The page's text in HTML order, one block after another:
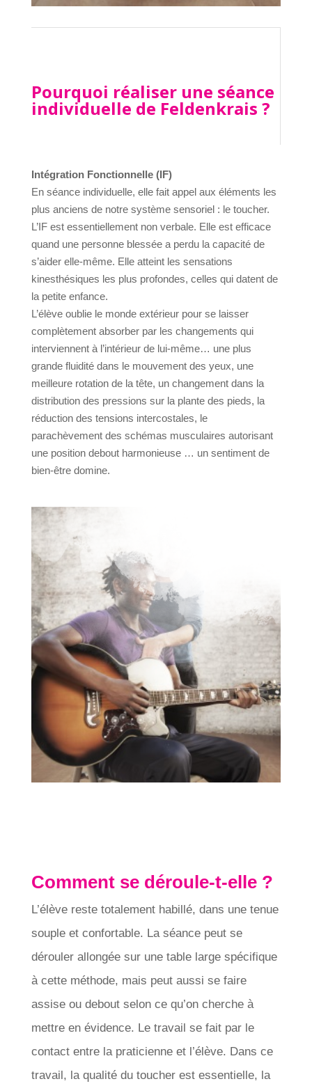
Pourquoi réaliser une séance
individuelle de Feldenkrais ?
Intégration Fonctionnelle (IF)
En séance individuelle, elle fait appel aux éléments les
plus anciens de notre système sensoriel : le toucher.
L’IF est essentiellement non verbale. Elle est efficace
quand une personne blessée a perdu la capacité de
s’aider elle-même. Elle atteint les sensations
kinesthésiques les plus profondes, celles qui datent de
la petite enfance.
L’élève oublie le monde extérieur pour se laisser
complètement absorber par les changements qui
interviennent à l’intérieur de lui-même… une plus
grande fluidité dans le mouvement des yeux, une
meilleure rotation de la tête, un changement dans la
distribution des pressions sur la plante des pieds, la
réduction des tensions intercostales, le
parachèvement des schémas musculaires autorisant
une position debout harmonieuse … un sentiment de
bien-être domine.
Comment se déroule-t-elle ?
L’élève reste totalement habillé, dans une tenue
souple et confortable. La séance peut se
dérouler allongée sur une table large spécifique
à cette méthode, mais peut aussi se faire
assise ou debout selon ce qu’on cherche à
mettre en évidence. Le travail se fait par le
contact entre la praticienne et l’élève. Dans ce
travail, la qualité du toucher est essentielle, la